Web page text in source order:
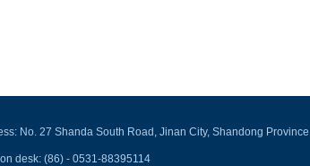
No. 27 Shanda South Road, Jinan City, Shandong
desk: (86) - 0531-88395114